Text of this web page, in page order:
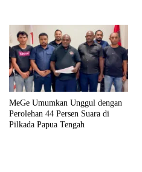
MeGe Umumkan Unggul dengan
Perolehan 44 Persen Suara di
Pilkada Papua Tengah